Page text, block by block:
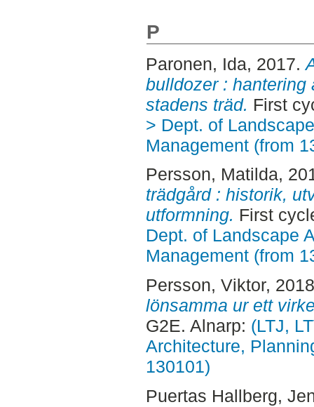
P
Paronen, Ida, 2017.
bulldozer : hantering
stadens träd. First
> Dept. of
Management (from
Persson, Matilda,
trädgård : historik,
utformning. First
Dept. of Landscape
Management (from
Persson, Viktor,
lönsamma ur ett
G2E. Alnarp: (LTJ,
Architecture,
130101)
Puertas Hallberg,